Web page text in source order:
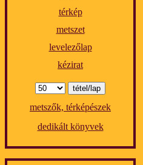
térkép
metszet
levelezőlap
kézirat
metszők, térképészek
dedikált könyvek